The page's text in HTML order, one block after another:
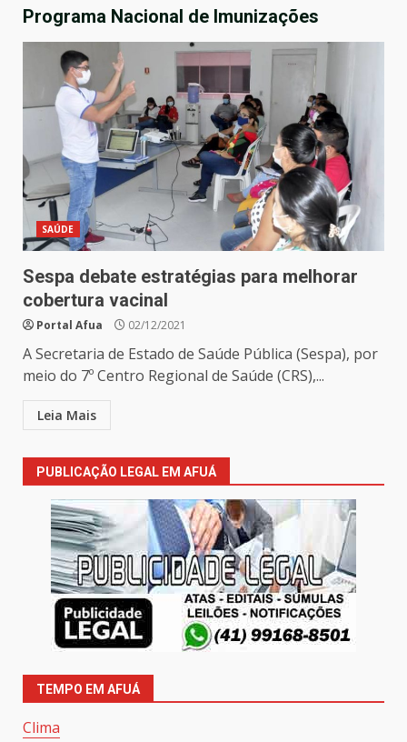
Programa Nacional de Imunizações
SAÚDE
Sespa debate estratégias para melhorar
cobertura vacinal
Portal Afua 02/12/2021
A Secretaria de Estado de Saúde Pública (Sespa), por
meio do 7º Centro Regional de Saúde (CRS),...
Leia Mais
PUBLICAÇÃO LEGAL EM AFUÁ
TEMPO EM AFUÁ
Clima